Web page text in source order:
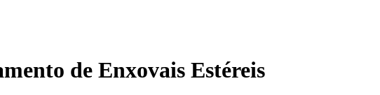
de Enxovais Estéreis